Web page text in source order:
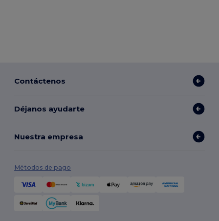
Contáctenos
Déjanos ayudarte
Nuestra empresa
Métodos de pago